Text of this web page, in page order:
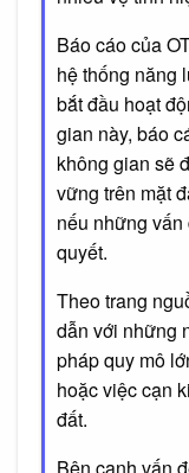
Báo cáo của
hệ thống năng
bắt đầu hoạt
gian này, báo
không gian sẽ
vững trên mặt
nếu những
quyết.
Theo trang
dẫn với những
pháp quy mô
hoặc việc cạn
đất.